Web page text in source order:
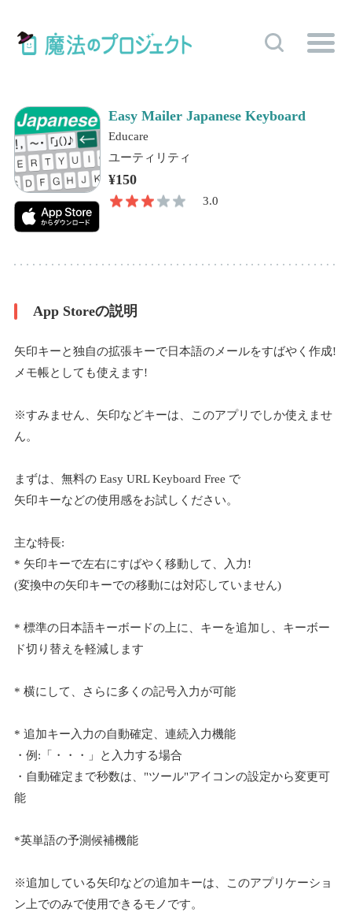
Easy Mailer Japanese Keyboard
Educare
ユーティリティ
¥150
3.0
App Storeの説明
矢印キーと独自の拡張キーで日本語のメールをすばやく作成!
メモ帳としても使えます!
※すみません、矢印などキーは、このアプリでしか使えませ
ん。
まずは、無料の Easy URL Keyboard Free で
矢印キーなどの使用感をお試しください。
主な特長:
* 矢印キーで左右にすばやく移動して、入力!
(変換中の矢印キーでの移動には対応していません)
* 標準の日本語キーボードの上に、キーを追加し、キーボー
ド切り替えを軽減します
* 横にして、さらに多くの記号入力が可能
* 追加キー入力の自動確定、連続入力機能
・例:「・・・」と入力する場合
・自動確定まで秒数は、"ツール"アイコンの設定から変更可
能
*英単語の予測候補機能
※追加している矢印などの追加キーは、このアプリケーショ
ン上でのみで使用できるモノです。